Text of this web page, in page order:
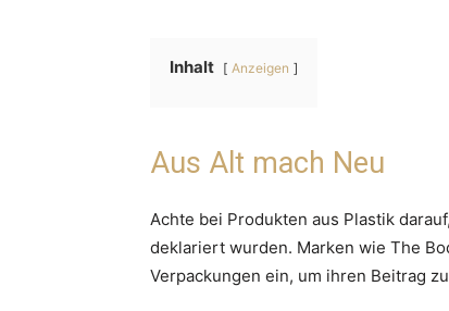
Inhalt Anzeigen
Aus Alt mach Neu
Achte bei Produkten aus Plastik
deklariert wurden. Marken wie The
Verpackungen ein, um ihren Beitrag